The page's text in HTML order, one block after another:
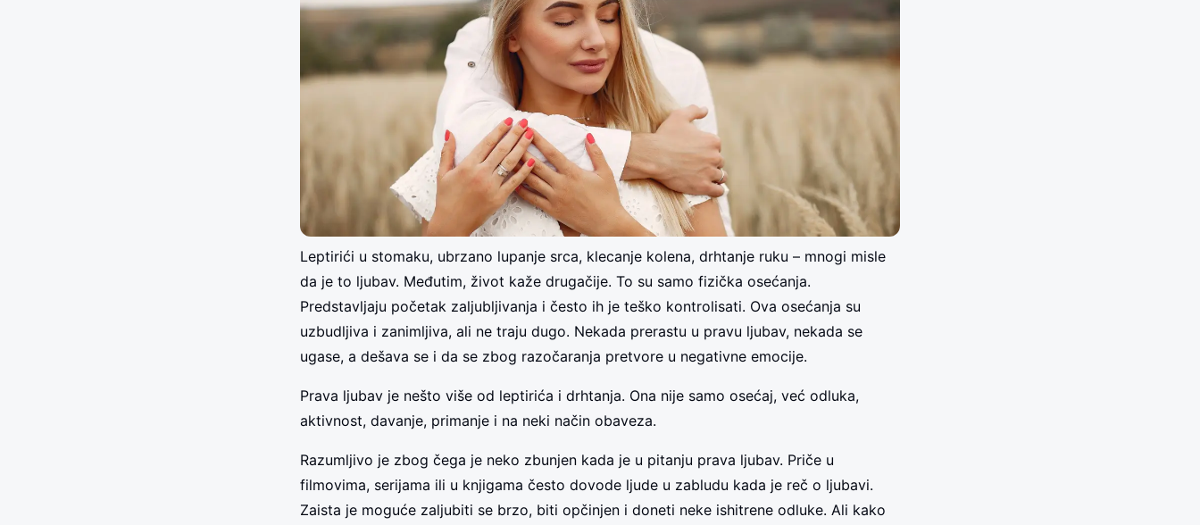
Leptirići u stomaku, ubrzano lupanje srca, klecanje kolena, drhtanje ruku – mnogi misle
da je to ljubav. Međutim, život kaže drugačije. To su samo fizička osećanja.
Predstavljaju početak zaljubljivanja i često ih je teško kontrolisati. Ova osećanja su
uzbudljiva i zanimljiva, ali ne traju dugo. Nekada prerastu u pravu ljubav, nekada se
ugase, a dešava se i da se zbog razočaranja pretvore u negativne emocije.
Prava ljubav je nešto više od leptirića i drhtanja. Ona nije samo osećaj, već odluka,
aktivnost, davanje, primanje i na neki način obaveza.
Razumljivo je zbog čega je neko zbunjen kada je u pitanju prava ljubav. Priče u
filmovima, serijama ili u knjigama često dovode ljude u zabludu kada je reč o ljubavi.
Zaista je moguće zaljubiti se brzo, biti opčinjen i doneti neke ishitrene odluke. Ali kako